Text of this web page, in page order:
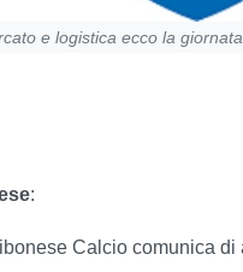
e logistica ecco la
:
Calcio comunica